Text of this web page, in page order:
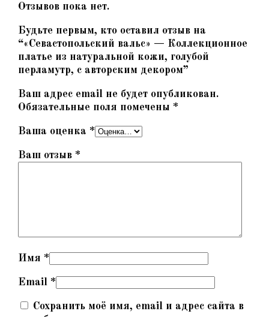
Отзывов пока нет.
Будьте первым, кто оставил отзыв на
“«Севастопольский вальс» — Коллекционное
платье из натуральной кожи, голубой
перламутр, с авторским декором”
Ваш адрес email не будет опубликован.
Обязательные поля помечены *
Ваша оценка *
Ваш отзыв *
Имя *
Email *
Сохранить моё имя, email и адрес сайта в